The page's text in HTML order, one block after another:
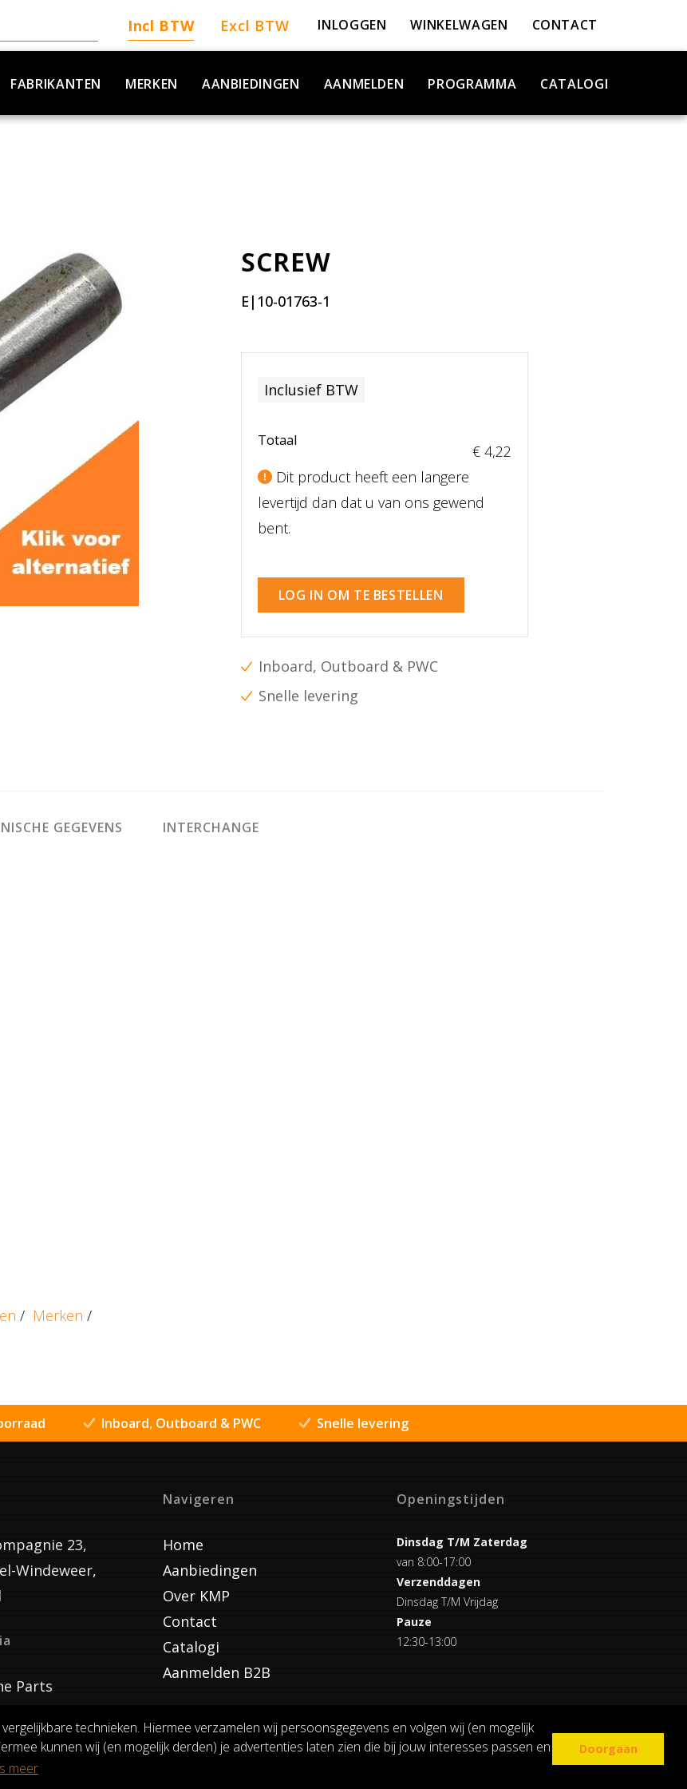
technieken. Hiermee verzamelen wij persoonsgegevens en volgen wij (en mogelijk
kunnen wij (en mogelijk derden) je advertenties laten zien die bij jouw interesses passen en
meer
Doorgaan
Incl BTW Excl BTW INLOGGEN WINKELWAGEN CONTACT
FABRIKANTEN MERKEN AANBIEDINGEN AANMELDEN PROGRAMMA CATALOGI
SCREW
E|10-01763-1
Inclusief BTW
Totaal
€ 4,22
Dit product heeft een langere
levertijd dan dat u van ons gewend
bent.
LOG IN OM TE BESTELLEN
Inboard, Outboard & PWC
Snelle levering
GEGEVENS INTERCHANGE
/ Merken /
Inboard, Outboard & PWC Snelle levering
23,
Windeweer,
Parts
Navigeren
Home
Aanbiedingen
Over KMP
Contact
Catalogi
Aanmelden B2B
Openingstijden
Dinsdag T/M Zaterdag
van 8:00-17:00
Verzenddagen
Dinsdag T/M Vrijdag
Pauze
12:30-13:00